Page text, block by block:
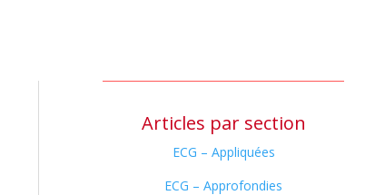
Articles par section
ECG – Appliquées
ECG – Approfondies